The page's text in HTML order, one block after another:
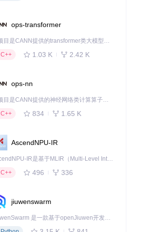
ops-transformer
本项目是CANN提供的transformer类大模型算子库，实现网络在NPU上加速计算。
C++
1.03 K 2.42 K
ops-nn
本项目是CANN提供的神经网络类计算算子库，实现网络在NPU上加速计算。
C++
834 1.65 K
AscendNPU-IR
AscendNPU-IR是基于MLIR（Multi-Level Intermediate Representation）构建的，面向昇腾亲和算子编译时使用的中间表示，提供昇腾完备表达能力，通过编译优化提升昇腾AI处理器计算效率，支持通过生态框架使能昇腾AI处理器与深度调优
C++
496 336
jiuwenswarm
JiuwenSwarm 是一款基于openJiuwen开发的智能AI Agent，它能够将大语言模型的强大能力，通过你日常使用的各类通讯应用，直接延伸至你的指尖。